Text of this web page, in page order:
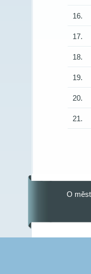
16.
17.
18.
19.
20.
21.
O